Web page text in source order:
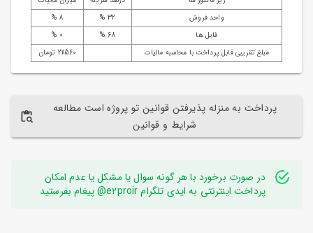
واحد فروش
32 %
8 %
فایل ها
68 %
0 %
مبلغ تقریبی قابل پرداخت با محاسبه مالیات
211560 تومان
پرداخت به منزله پذیرفتن قوانین تو پروژه است مطالعه
شرایط و قوانین
در صورت برخورد با هر گونه سوال یا مشکل یا عدم امکان
پرداخت اینترنتی به ایدی تلگرام e2proir@ پیغام بفرستید